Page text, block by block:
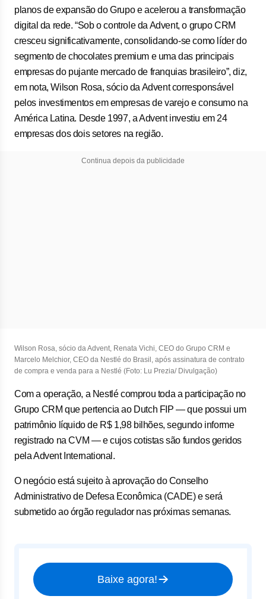
planos de expansão do Grupo e acelerou a transformação
digital da rede. “Sob o controle da Advent, o grupo CRM
cresceu significativamente, consolidando-se como líder do
segmento de chocolates premium e uma das principais
empresas do pujante mercado de franquias brasileiro”, diz,
em nota, Wilson Rosa, sócio da Advent corresponsável
pelos investimentos em empresas de varejo e consumo na
América Latina. Desde 1997, a Advent investiu em 24
empresas dos dois setores na região.
Continua depois da publicidade
Wilson Rosa, sócio da Advent, Renata Vichi, CEO do Grupo CRM e
Marcelo Melchior, CEO da Nestlé do Brasil, após assinatura de contrato
de compra e venda para a Nestlé (Foto: Lu Prezia/ Divulgação)
Com a operação, a Nestlé comprou toda a participação no
Grupo CRM que pertencia ao Dutch FIP — que possui um
patrimônio líquido de R$ 1,98 bilhões, segundo informe
registrado na CVM — e cujos cotistas são fundos geridos
pela Advent International.
O negócio está sujeito à aprovação do Conselho
Administrativo de Defesa Econômica (CADE) e será
submetido ao órgão regulador nas próximas semanas.
Baixe agora!